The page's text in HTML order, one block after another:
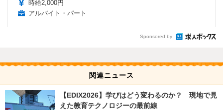
時給2,000円
アルバイト・パート
Sponsored by
関連ニュース
【EDIX2026】学びはどう変わるのか？ 現地で見
えた教育テクノロジーの最前線